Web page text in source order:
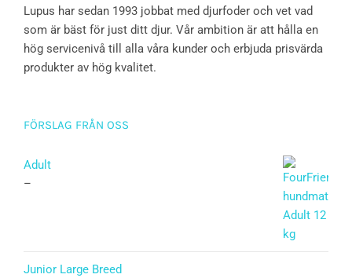
Lupus har sedan 1993 jobbat med djurfoder och vet vad
som är bäst för just ditt djur. Vår ambition är att hålla en
hög servicenivå till alla våra kunder och erbjuda prisvärda
produkter av hög kvalitet.
FÖRSLAG FRÅN OSS
Adult
–
Junior Large Breed